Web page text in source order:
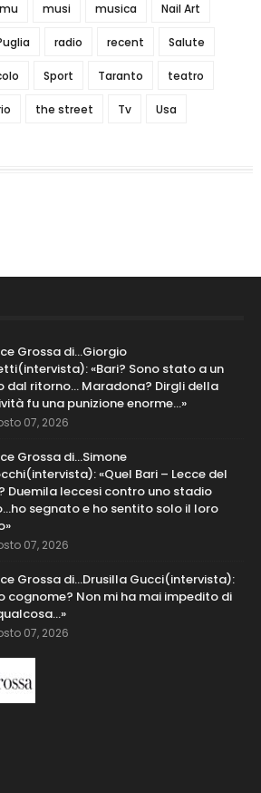
mu musi musica Nail Art
radio recent Salute
Sport Taranto teatro
the street Tv Usa
Grossa di…Giorgio
«Bari? Sono stato a un
dal ritorno... Maradona? Dirgli della
fu una punizione enorme…»
07, 2026
Grossa di…Simone
«Quel Bari – Lecce del
Duemila leccesi contro uno stadio
segnato e ho sentito solo il loro
07, 2026
Grossa di…Drusilla Gucci(intervista):
cognome? Non mi ha mai impedito di
07, 2026